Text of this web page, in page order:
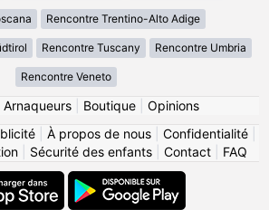
Rencontre Trentino-Alto Adige
Rencontre Tuscany Rencontre Umbria
Rencontre Veneto
Arnaqueurs| Boutique| Opinions
À propos de nous Confidentialité
| Sécurité des enfants| Contact| FAQ